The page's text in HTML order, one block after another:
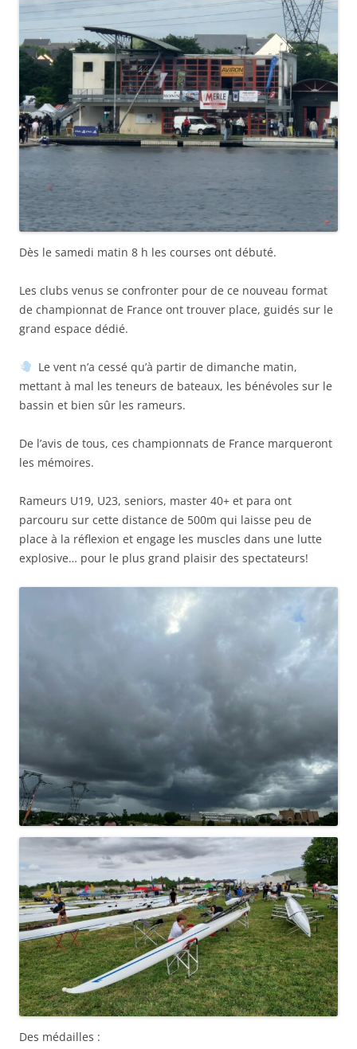
Dès le samedi matin 8 h les courses ont débuté.
Les clubs venus se confronter pour de ce nouveau format
de championnat de France ont trouver place, guidés sur le
grand espace dédié.
Le vent n’a cessé qu’à partir de dimanche matin,
mettant à mal les teneurs de bateaux, les bénévoles sur le
bassin et bien sûr les rameurs.
De l’avis de tous, ces championnats de France marqueront
les mémoires.
Rameurs U19, U23, seniors, master 40+ et para ont
parcouru sur cette distance de 500m qui laisse peu de
place à la réflexion et engage les muscles dans une lutte
explosive… pour le plus grand plaisir des spectateurs!
Des médailles :